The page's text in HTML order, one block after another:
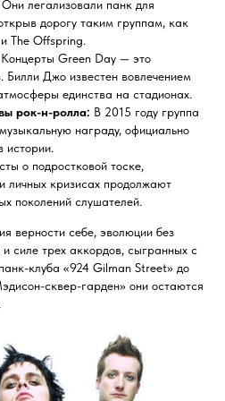
Они легализовали панк для
дорогу таким группам, как
The Offspring.
Концерты Green Day — это
Билли Джо известен вовлечением
единства на стадионах.
рок-н-ролла: В 2015 году группа
награду, официально
истории.
о подростковой тоске,
личных кризисах продолжают
поколений слушателей.
верности себе, эволюции без
и силе трех аккордов, сыгранных с
клуба «924 Gilman Street» до
сквер-гарден» они остаются